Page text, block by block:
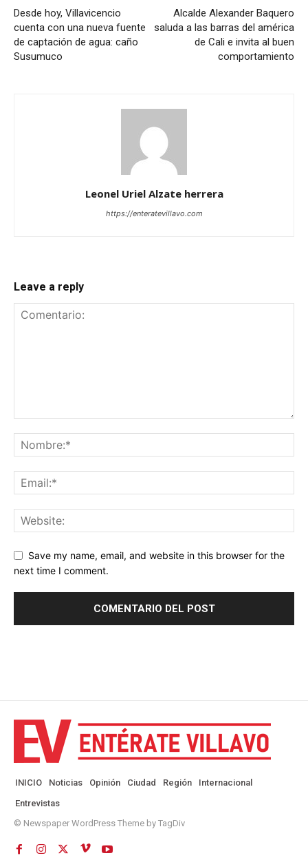
Desde hoy, Villavicencio
cuenta con una nueva fuente
de captación de agua: caño
Susumuco
Alcalde Alexander Baquero
saluda a las barras del américa
de Cali e invita al buen
comportamiento
Leonel Uriel Alzate herrera
https://enteratevillavo.com
Leave a reply
Save my name, email, and website in this browser for the
next time I comment.
INICIO Noticias Opinión Ciudad Región
Internacional
Entrevistas
© Newspaper WordPress Theme by TagDiv